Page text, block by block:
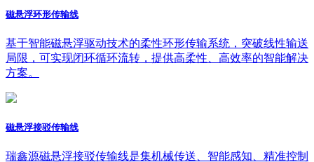
磁悬浮环形传输线
基于智能磁悬浮驱动技术的柔性环形传输系统，突破线性输送
局限，可实现闭环循环流转，提供高柔性、高效率的智能解决
方案。
磁悬浮接驳传输线
瑞鑫源磁悬浮接驳传输线是集机械传送、智能感知、精准控制